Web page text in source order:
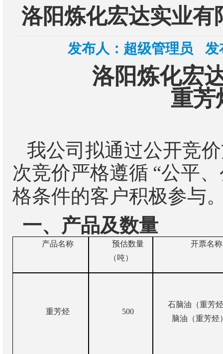
洛阳炼化宏达实业
发布人： 超级管理员 发
洛阳炼化宏
重芳
我公司拟通过公开竞
次竞价严格遵循 “公平
格条件的客户积极参与
一、产品及数量
产品名称
预估数量
（吨）
开票名称
重芳烃 500
石脑油（重芳
脑油（重芳烃